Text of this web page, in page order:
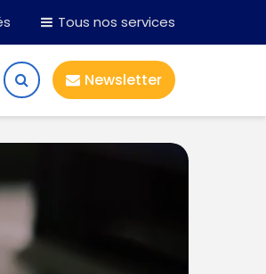
Tous nos services
Newsletter